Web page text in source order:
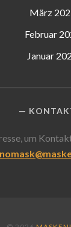
März
Februar
Januar
um